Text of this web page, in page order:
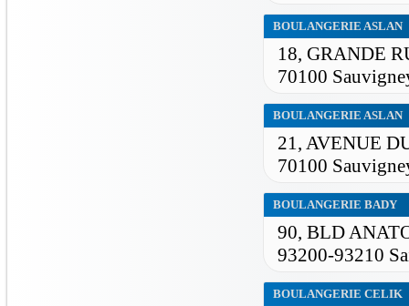
BOULANGERIE ASLAN
18, GRANDE
70100
BOULANGERIE ASLAN
21, AVENUE
70100
BOULANGERIE BADY
90, BLD
93200-93210
BOULANGERIE CELIK